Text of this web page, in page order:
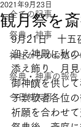
全ての記事
祭典・神事
神社からのお知ら
祭典・神事の報告
今日の天河
観月祭を
2021年9月23日
9月21日　十五
迎え神殿に秋
添え飾り、月
御神饌を供し
子崇敬者各位
祈願を合わせ